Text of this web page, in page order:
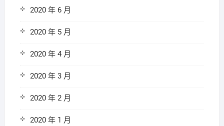
2020 年 6 月
2020 年 5 月
2020 年 4 月
2020 年 3 月
2020 年 2 月
2020 年 1 月